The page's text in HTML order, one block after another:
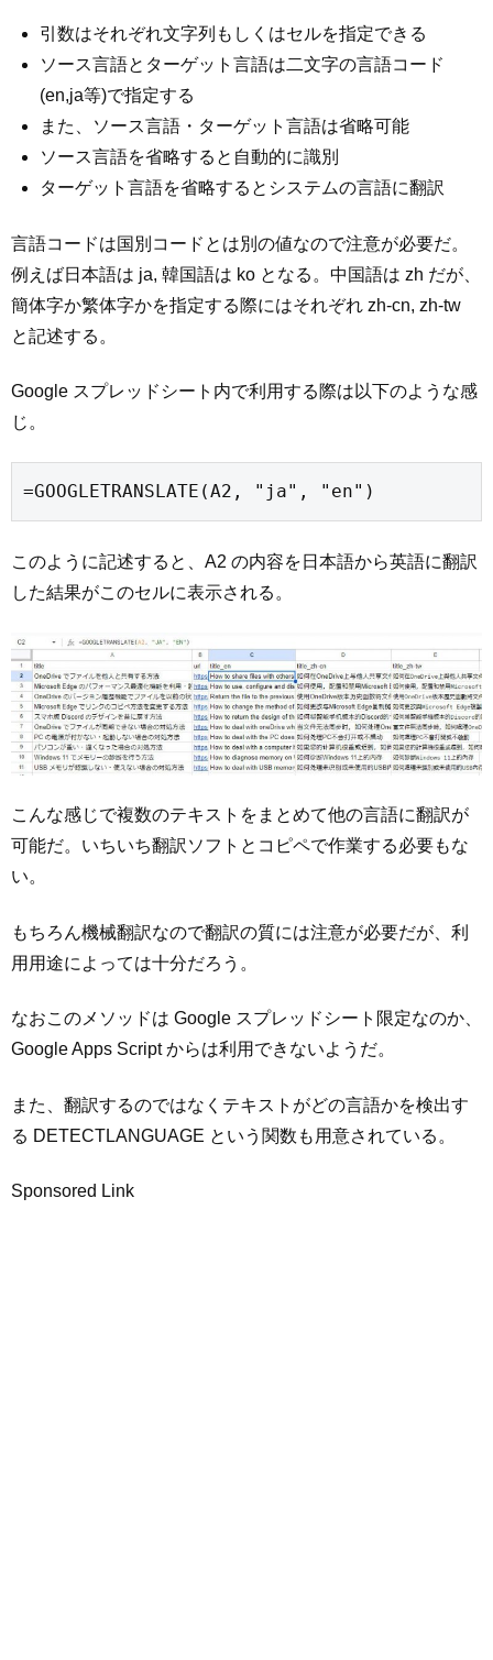
引数はそれぞれ文字列もしくはセルを指定できる
ソース言語とターゲット言語は二文字の言語コード
(en,ja等)で指定する
また、ソース言語・ターゲット言語は省略可能
ソース言語を省略すると自動的に識別
ターゲット言語を省略するとシステムの言語に翻訳
言語コードは国別コードとは別の値なので注意が必要だ。
例えば日本語は ja, 韓国語は ko となる。中国語は zh だが、
簡体字か繁体字かを指定する際にはそれぞれ zh-cn, zh-tw
と記述する。
Google スプレッドシート内で利用する際は以下のような感
じ。
=GOOGLETRANSLATE(A2, "ja", "en")
このように記述すると、A2 の内容を日本語から英語に翻訳
した結果がこのセルに表示される。
こんな感じで複数のテキストをまとめて他の言語に翻訳が
可能だ。いちいち翻訳ソフトとコピペで作業する必要もな
い。
もちろん機械翻訳なので翻訳の質には注意が必要だが、利
用用途によっては十分だろう。
なおこのメソッドは Google スプレッドシート限定なのか、
Google Apps Script からは利用できないようだ。
また、翻訳するのではなくテキストがどの言語かを検出す
る DETECTLANGUAGE という関数も用意されている。
Sponsored Link